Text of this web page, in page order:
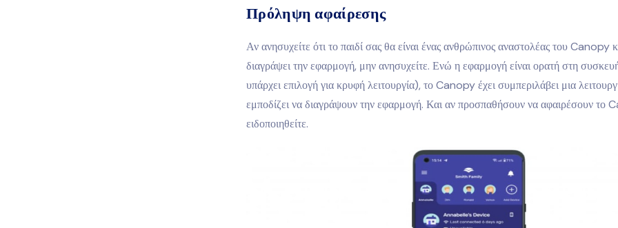
Πρόληψη αφαίρεσης
Αν ανησυχείτε ότι το παιδί σας θα είναι ένας ανθρώπινος αναστολέας του Canopy
διαγράψει την εφαρμογή, μην ανησυχείτε. Ενώ η εφαρμογή είναι ορατή στη
υπάρχει επιλογή για κρυφή λειτουργία), το Canopy έχει συμπεριλάβει μια
εμποδίζει να διαγράψουν την εφαρμογή. Και αν προσπαθήσουν να αφαιρέσουν το
ειδοποιηθείτε.